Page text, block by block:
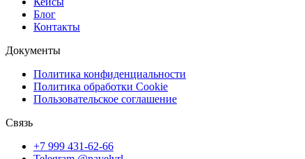
Блог
Контакты
Документы
Политика конфиденциальности
Политика обработки Cookie
Пользовательское соглашение
Связь
+7 999 431-62-66